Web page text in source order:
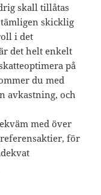
skall tillåtas
skicklig
i det
det helt enkelt
på
du med
avkastning, och
med över
för